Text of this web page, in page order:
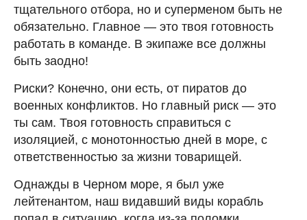
тщательного отбора, но и суперменом быть не
обязательно. Главное — это твоя готовность
работать в команде. В экипаже все должны
быть заодно!
Риски? Конечно, они есть, от пиратов до
военных конфликтов. Но главный риск — это
ты сам. Твоя готовность справиться с
изоляцией, с монотонностью дней в море, с
ответственностью за жизни товарищей.
Однажды в Черном море, я был уже
лейтенантом, наш видавший виды корабль